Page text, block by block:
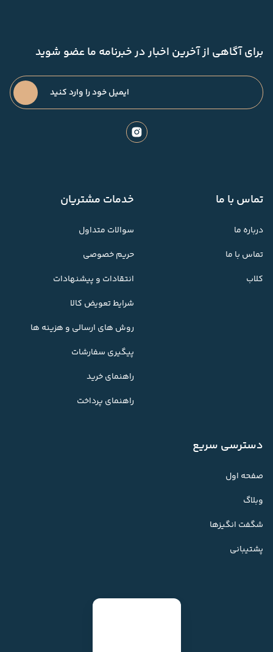
برای آگاهی از آخرین اخبار در خبرنامه ما عضو شوید
تماس با ما
درباره ما
تماس با ما
کلاب
خدمات مشتریان
سوالات متداول
حریم خصوصی
انتقادات و پیشنهادات
شرایط تعویض کالا
روش های ارسالی و هزینه ها
پیگیری سفارشات
راهنمای خرید
راهنمای پرداخت
دسترسی سریع
صفحه اول
وبلاگ
شگفت انگیزها
پشتیبانی